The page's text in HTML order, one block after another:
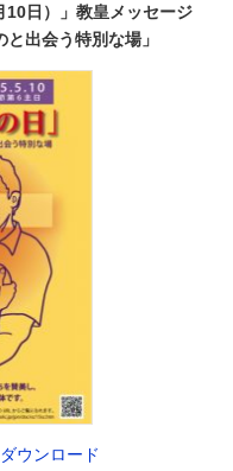
日）」教皇メッセージ
出会う特別な場」
ウンロード